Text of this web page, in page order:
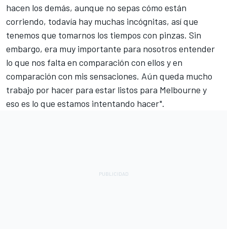
hacen los demás, aunque no sepas cómo están
corriendo, todavía hay muchas incógnitas, así que
tenemos que tomarnos los tiempos con pinzas. Sin
embargo, era muy importante para nosotros entender
lo que nos falta en comparación con ellos y en
comparación con mis sensaciones. Aún queda mucho
trabajo por hacer para estar listos para Melbourne y
eso es lo que estamos intentando hacer".